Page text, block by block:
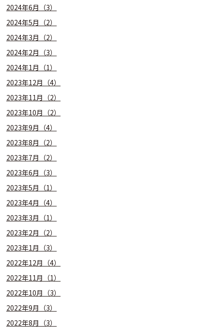
2024年6月（3）
2024年5月（2）
2024年3月（2）
2024年2月（3）
2024年1月（1）
2023年12月（4）
2023年11月（2）
2023年10月（2）
2023年9月（4）
2023年8月（2）
2023年7月（2）
2023年6月（3）
2023年5月（1）
2023年4月（4）
2023年3月（1）
2023年2月（2）
2023年1月（3）
2022年12月（4）
2022年11月（1）
2022年10月（3）
2022年9月（3）
2022年8月（3）